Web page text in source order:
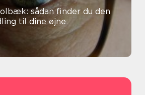
sådan finder du den
til dine øjne